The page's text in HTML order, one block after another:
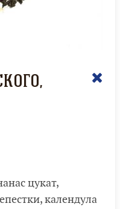
цукат,
календула